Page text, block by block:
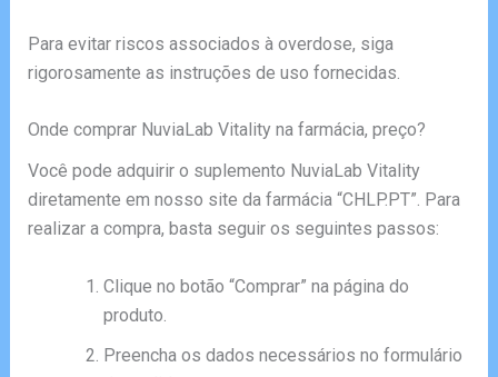
Para evitar riscos associados à overdose, siga
rigorosamente as instruções de uso fornecidas.
Onde comprar NuviaLab Vitality na farmácia, preço?
Você pode adquirir o suplemento NuviaLab Vitality
diretamente em nosso site da farmácia “CHLP.PT”. Para
realizar a compra, basta seguir os seguintes passos:
Clique no botão “Comprar” na página do
produto.
Preencha os dados necessários no formulário